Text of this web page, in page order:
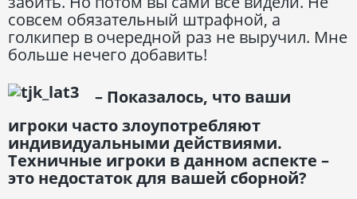
совсем обязательный штрафной, а
голкипер в очередной раз не выручил. Мне
больше нечего добавить!
– Показалось, что ваши
игроки часто злоупотребляют
индивидуальными действиями.
Техничные игроки в данном аспекте –
это недостаток для вашей сборной?